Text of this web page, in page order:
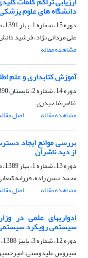
دانشگاه های علوم
دوره 15، شماره 1، بهار 1391، صفحه
علی مردانی نژاد، فرشید
مشاهده مقاله
آموزش کتابداری و علم
دوره 14، شماره 2، تابستان 1390، صفحه
غلامرضا حیدری
مشاهده مقاله
اصل
بررسی موانع ایجاد
از دید ناشران
دوره 13، شماره 1، بهار 1389، صفحه
محمد حسن زاده، فرزانه
مشاهده مقاله
اصل
ادواریهای علمی در
سیستمی رویکرد
دوره 12، شماره 3، پاییز 1388، صفحه
سیروس علیدوستی،